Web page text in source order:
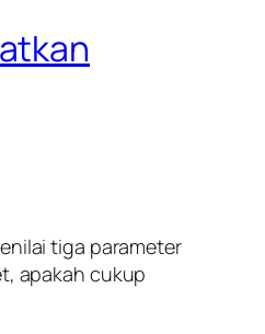
tiga parameter
apakah cukup